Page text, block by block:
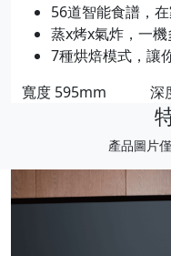
56道智能食譜，
蒸x烤x氣炸，一機
7種烘焙模式，讓
寬度 595mm 深
產品圖片